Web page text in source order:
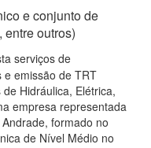
e conjunto de
outros)
serviços de
e emissão de TRT
Hidráulica, Elétrica,
empresa representada
formado no
de Nível Médio no